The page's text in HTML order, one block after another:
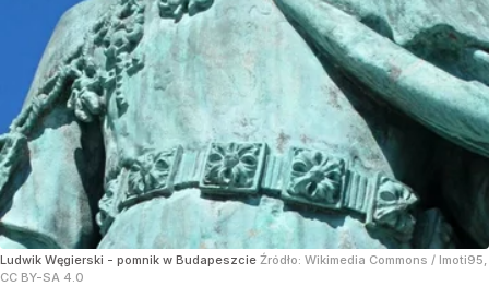
Ludwik Węgierski - pomnik w Budapeszcie Źródło: Wikimedia Commons / Imoti95,
CC BY-SA 4.0